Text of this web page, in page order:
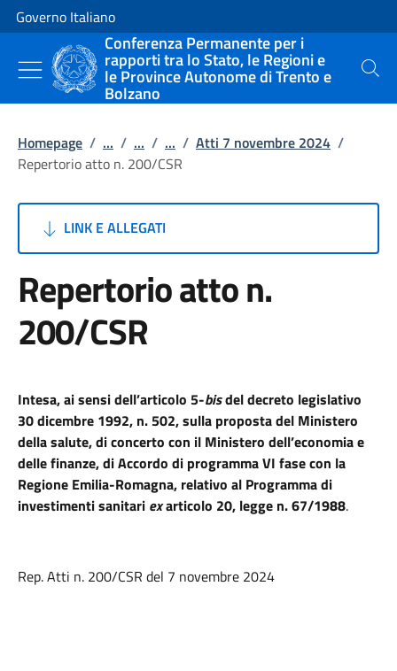
Vai al contenuto
Vai alla navigazione del sito
Governo Italiano
Conferenza Permanente per i
rapporti tra lo Stato, le Regioni e
le Province Autonome di Trento e
Bolzano
Cerca
Homepage / ... / ... / ... / Atti 7 novembre 2024 /
Repertorio atto n. 200/CSR
LINK E ALLEGATI
Repertorio atto n.
200/CSR
Intesa, ai sensi dell’articolo 5-bisdel decreto legislativo
30 dicembre 1992, n. 502, sulla proposta del Ministero
della salute, di concerto con il Ministero dell’economia e
delle finanze, di Accordo di programma VI fase con la
Regione Emilia-Romagna, relativo al Programma di
investimenti sanitari exarticolo 20, legge n. 67/1988.
Rep. Atti n. 200/CSR del 7 novembre 2024